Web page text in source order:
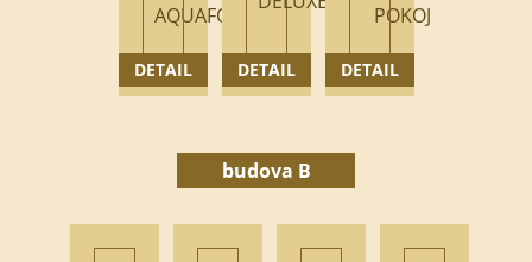
AQUAFORUM
DETAIL DETAIL
POKOJ
DETAIL
budova B